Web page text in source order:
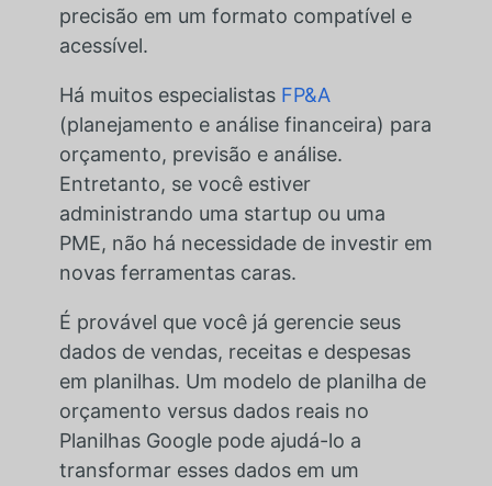
precisão em um formato compatível e
acessível.
Há muitos especialistas FP&A
(planejamento e análise financeira) para
orçamento, previsão e análise.
Entretanto, se você estiver
administrando uma startup ou uma
PME, não há necessidade de investir em
novas ferramentas caras.
É provável que você já gerencie seus
dados de vendas, receitas e despesas
em planilhas. Um modelo de planilha de
orçamento versus dados reais no
Planilhas Google pode ajudá-lo a
transformar esses dados em um